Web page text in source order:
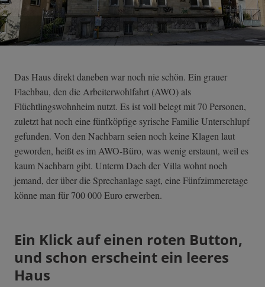
Das Haus direkt daneben war noch nie schön. Ein grauer
Flachbau, den die Arbeiterwohlfahrt (AWO) als
Flüchtlingswohnheim nutzt. Es ist voll belegt mit 70 Personen,
zuletzt hat noch eine fünfköpfige syrische Familie Unterschlupf
gefunden. Von den Nachbarn seien noch keine Klagen laut
geworden, heißt es im AWO-Büro, was wenig erstaunt, weil es
kaum Nachbarn gibt. Unterm Dach der Villa wohnt noch
jemand, der über die Sprechanlage sagt, eine Fünfzimmeretage
könne man für 700 000 Euro erwerben.
Ein Klick auf einen roten Button,
und schon erscheint ein leeres
Haus